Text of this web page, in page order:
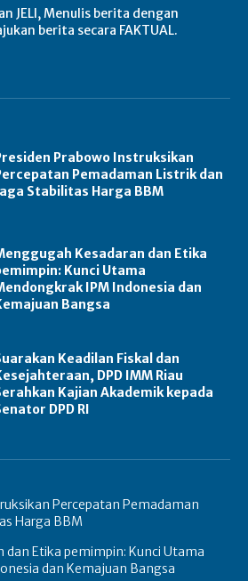
JELI, Menulis berita dengan
berita secara FAKTUAL.
Prabowo Instruksikan
Pemadaman Listrik dan
Stabilitas Harga BBM
Kesadaran dan Etika
Kunci Utama
IPM Indonesia dan
Bangsa
Keadilan Fiskal dan
DPD IMM Riau
Kajian Akademik kepada
DPD RI
Percepatan Pemadaman
Harga BBM
dan Etika pemimpin: Kunci Utama
dan Kemajuan Bangsa